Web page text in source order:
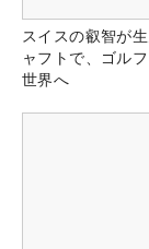
スイスの叡智が
ャフトで、ゴル
世界へ